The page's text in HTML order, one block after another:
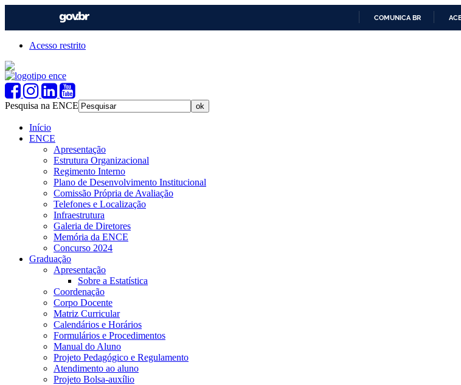
COMUNICA BR
Acesso restrito
Pesquisa na ENCE
Início
ENCE
Apresentação
Estrutura Organizacional
Regimento Interno
Plano de Desenvolvimento Institucional
Comissão Própria de Avaliação
Telefones e Localização
Infraestrutura
Galeria de Diretores
Memória da ENCE
Concurso 2024
Graduação
Apresentação
Sobre a Estatística
Coordenação
Corpo Docente
Matriz Curricular
Calendários e Horários
Formulários e Procedimentos
Manual do Aluno
Projeto Pedagógico e Regulamento
Atendimento ao aluno
Projeto Bolsa-auxílio